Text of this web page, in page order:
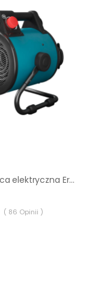
Nagrzewnica elektryczna Erbauer 2000 W
( 86 Opinii )